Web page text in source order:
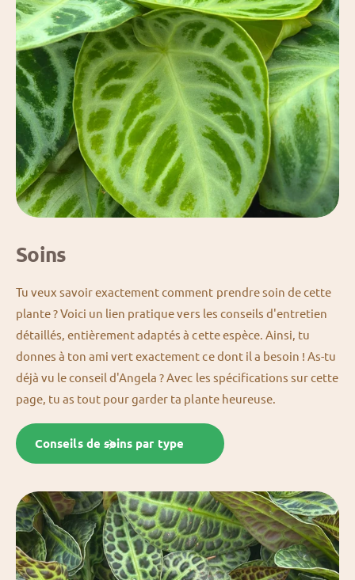
Soins
Tu veux savoir exactement comment prendre soin de cette
plante ? Voici un lien pratique vers les conseils d'entretien
détaillés, entièrement adaptés à cette espèce. Ainsi, tu
donnes à ton ami vert exactement ce dont il a besoin ! As-tu
déjà vu le conseil d'Angela ? Avec les spécifications sur cette
page, tu as tout pour garder ta plante heureuse.
Conseils de soins par type